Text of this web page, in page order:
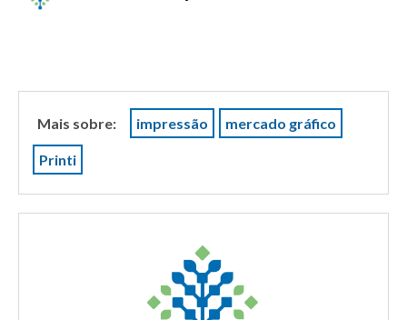
Mais sobre: impressão mercado gráfico
Printi